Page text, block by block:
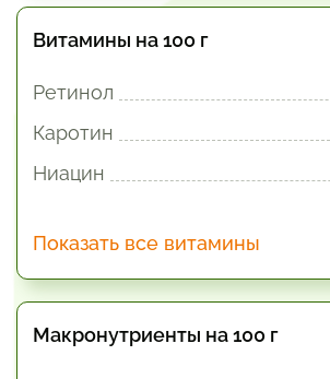
Витамины на 100 г
Ретинол
Каротин
Ниацин
Показать все витамины
Макронутриенты на 100 г